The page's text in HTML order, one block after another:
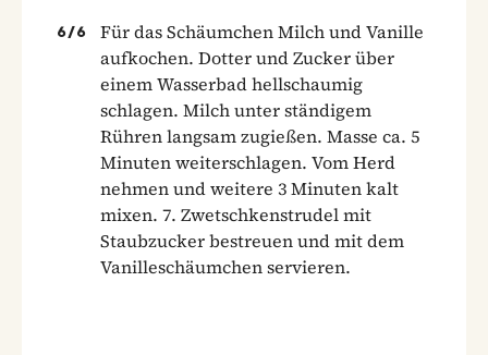
6/6
Für das Schäumchen Milch und Vanille
aufkochen. Dotter und Zucker über
einem Wasserbad hellschaumig
schlagen. Milch unter ständigem
Rühren langsam zugießen. Masse ca. 5
Minuten weiterschlagen. Vom Herd
nehmen und weitere 3 Minuten kalt
mixen. 7. Zwetschkenstrudel mit
Staubzucker bestreuen und mit dem
Vanilleschäumchen servieren.